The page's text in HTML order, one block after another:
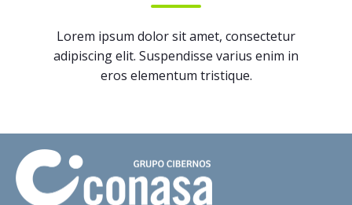
Lorem ipsum dolor sit amet, consectetur
adipiscing elit. Suspendisse varius enim in
eros elementum tristique.